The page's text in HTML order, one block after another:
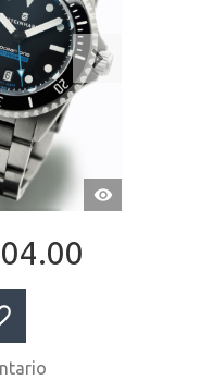
VISTA
RÁPIDA
AHORA